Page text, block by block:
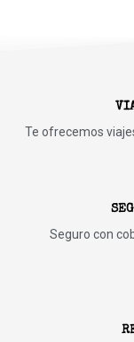
Te ofrecemos
Seguro con